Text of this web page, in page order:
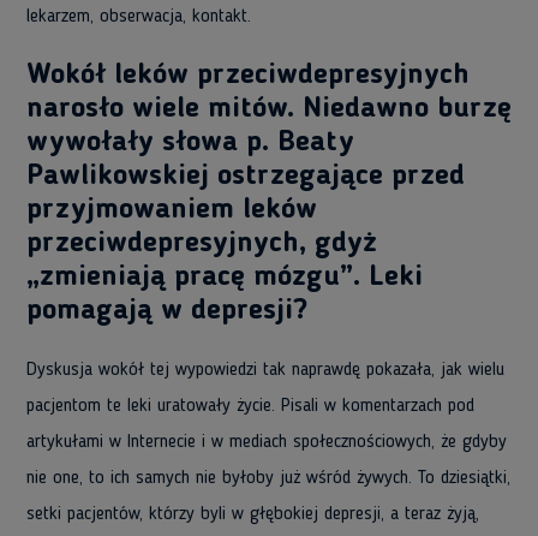
lekarzem, obserwacja, kontakt.
Wokół leków przeciwdepresyjnych
narosło wiele mitów. Niedawno burzę
wywołały słowa p. Beaty
Pawlikowskiej ostrzegające przed
przyjmowaniem leków
przeciwdepresyjnych, gdyż
„zmieniają pracę mózgu”. Leki
pomagają w depresji?
Dyskusja wokół tej wypowiedzi tak naprawdę pokazała, jak wielu
pacjentom te leki uratowały życie. Pisali w komentarzach pod
artykułami w Internecie i w mediach społecznościowych, że gdyby
nie one, to ich samych nie byłoby już wśród żywych. To dziesiątki,
setki pacjentów, którzy byli w głębokiej depresji, a teraz żyją,